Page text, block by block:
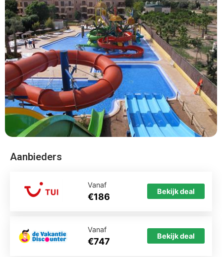
Aanbieders
Vanaf
€186 Bekijk deal
Vanaf
€747 Bekijk deal